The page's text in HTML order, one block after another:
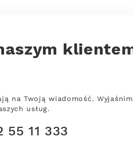
na Twoją wiadomość.
usług.
55 11 333